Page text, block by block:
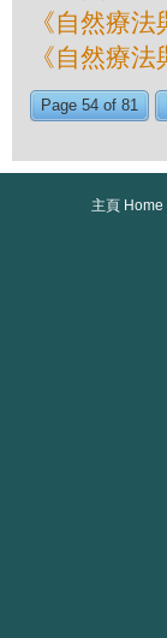
《自然療
《自然療
Page 54 of 81
主頁 Home